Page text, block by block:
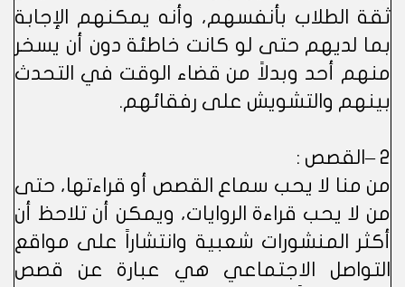
ثقة الطلاب بأنفسهم، وأنه يمكنهم الإجابة
بما لديهم حتى لو كانت خاطئة دون أن يسخر
منهم أحد وبدلاً من قضاء الوقت في التحدث
بينهم والتشويش على رفقائهم.
2 –القصص :
من منا لا يحب سماع القصص أو قراءتها، حتى
من لا يحب قراءة الروايات، ويمكن أن تلاحظ أن
أكثر المنشورات شعبية وانتشاراً على مواقع
التواصل الاجتماعي هي عبارة عن قصص